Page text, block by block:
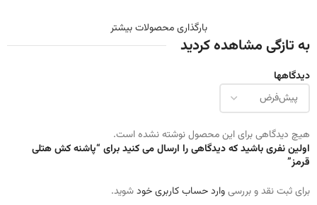
بارگذاری محصولات بیشتر
به تازگی مشاهده کردید
دیدگاهها
هیچ دیدگاهی برای این محصول نوشته نشده است.
اولین نفری باشید که دیدگاهی را ارسال می کنید برای “پاشنه کش هتلی
قرمز”
برای ثبت نقد و بررسیوارد حساب کاربری خودشوید.